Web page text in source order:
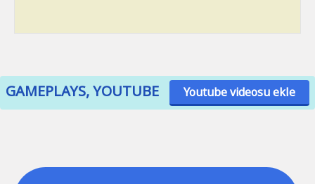
GAMEPLAYS, YOUTUBE Youtube videosu ekle